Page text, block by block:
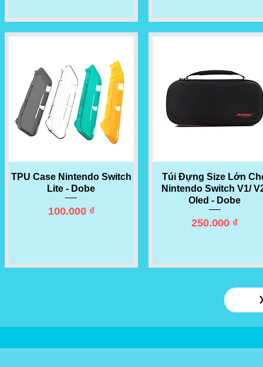
Quick View
TPU Case Nintendo Switch
Lite - Dobe
Price
100.000 ₫
Quick View
Túi Đựng Size Lớn
Nintendo Switch V1/
Oled - Dobe
Price
250.000 ₫